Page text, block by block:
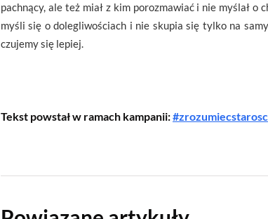
pachnący, ale też miał z kim porozmawiać i nie myślał
myśli się o dolegliwościach i nie skupia się tylko na
czujemy się lepiej.
Tekst powstał w ramach kampanii:#zrozumiecstarosc